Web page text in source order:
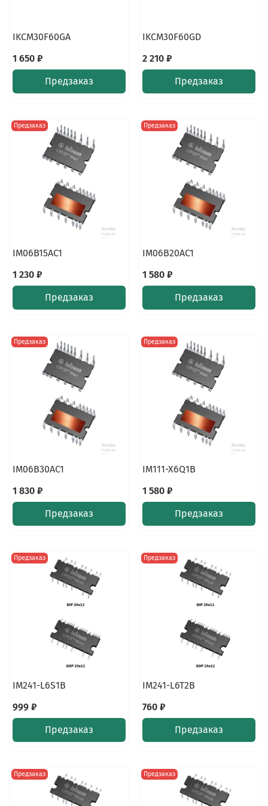
IKCM30F60GA
1 650 ₽
Предзаказ
IKCM30F60GD
2 210 ₽
Предзаказ
Предзаказ
IM06B15AC1
1 230 ₽
Предзаказ
Предзаказ
IM06B20AC1
1 580 ₽
Предзаказ
Предзаказ
IM06B30AC1
1 830 ₽
Предзаказ
Предзаказ
IM111-X6Q1B
1 580 ₽
Предзаказ
Предзаказ
IM241-L6S1B
999 ₽
Предзаказ
Предзаказ
IM241-L6T2B
760 ₽
Предзаказ
Предзаказ Предзаказ